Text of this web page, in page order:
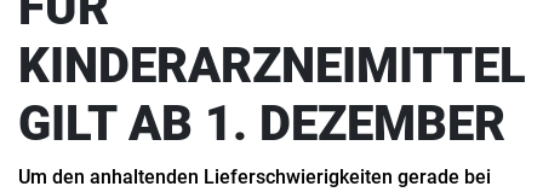
KINDERARZNEIMITTEL
GILT AB 1. DEZEMBER
Um den anhaltenden Lieferschwierigkeiten gerade bei